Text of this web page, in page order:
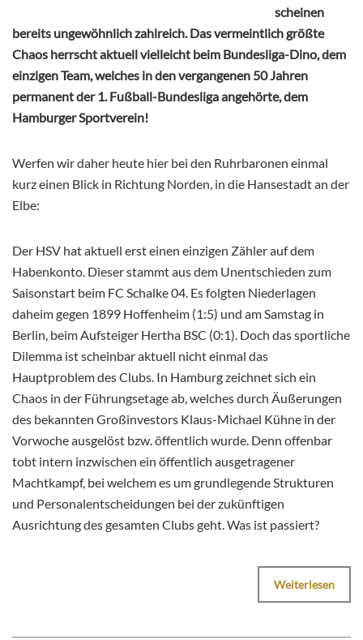
scheinen
bereits ungewöhnlich zahlreich. Das vermeintlich größte
Chaos herrscht aktuell vielleicht beim Bundesliga-Dino, dem
einzigen Team, welches in den vergangenen 50 Jahren
permanent der 1. Fußball-Bundesliga angehörte, dem
Hamburger Sportverein!
Werfen wir daher heute hier bei den Ruhrbaronen einmal
kurz einen Blick in Richtung Norden, in die Hansestadt an der
Elbe:
Der HSV hat aktuell erst einen einzigen Zähler auf dem
Habenkonto. Dieser stammt aus dem Unentschieden zum
Saisonstart beim FC Schalke 04. Es folgten Niederlagen
daheim gegen 1899 Hoffenheim (1:5) und am Samstag in
Berlin, beim Aufsteiger Hertha BSC (0:1). Doch das sportliche
Dilemma ist scheinbar aktuell nicht einmal das
Hauptproblem des Clubs. In Hamburg zeichnet sich ein
Chaos in der Führungsetage ab, welches durch Äußerungen
des bekannten Großinvestors Klaus-Michael Kühne in der
Vorwoche ausgelöst bzw. öffentlich wurde. Denn offenbar
tobt intern inzwischen ein öffentlich ausgetragener
Machtkampf, bei welchem es um grundlegende Strukturen
und Personalentscheidungen bei der zukünftigen
Ausrichtung des gesamten Clubs geht. Was ist passiert?
Weiterlesen